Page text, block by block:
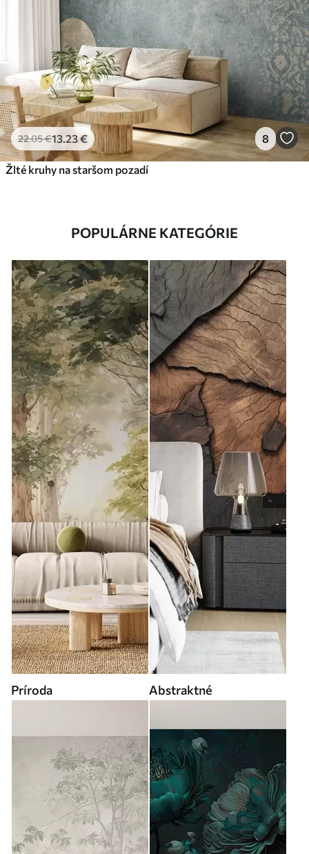
22.05€13 .23€ 8
Žlté kruhy na staršom pozadí
POPULÁRNE KATEGÓRIE
Príroda Abstraktné